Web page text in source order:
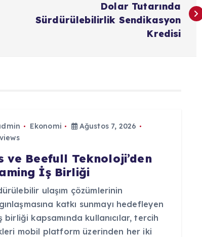
Dolar Tutarında
Sürdürülebilirlik Sendikasyon
Kredisi
Ekonomi
Ağustos 7, 2026
ve Beefull Teknoloji’den
İş Birliği
ulaşım çözümlerinin
katkı sunmayı hedefleyen
birliği kapsamında kullanıcılar, tercih
mobil platform üzerinden her iki